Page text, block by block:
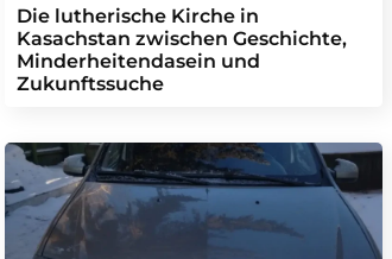
Die lutherische Kirche in
Kasachstan zwischen Geschichte,
Minderheitendasein und
Zukunftssuche